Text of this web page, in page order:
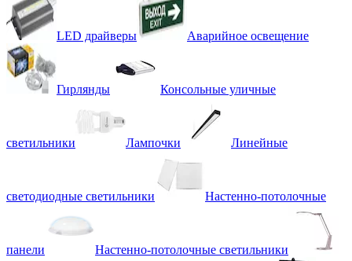
LED драйверы Аварийное освещение
Гирлянды Консольные уличные
светильники Лампочки Линейные
светодиодные светильники Настенно-потолочные
панели Настенно-потолочные светильники